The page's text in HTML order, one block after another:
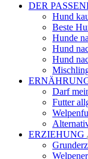
DER
Hund
Beste
Hunde
Hund
Hund
Darf
Futter
ERZIEHUNG